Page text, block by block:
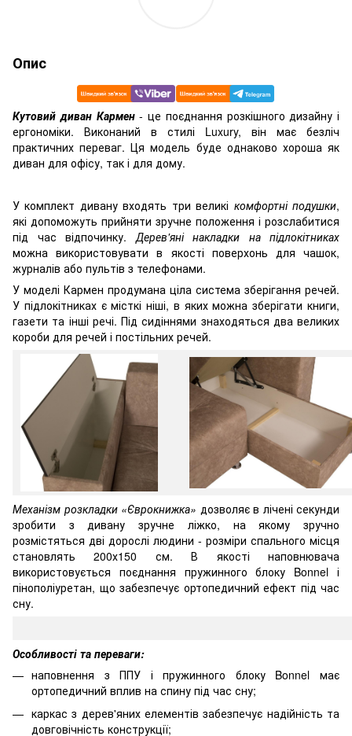
Опис
Кутовий диван Кармен- це поєднання розкішного дизайну і
ергономіки. Виконаний в стилі Luxury, він має безліч
практичних переваг. Ця модель буде однаково хороша як
диван для офісу, так і для дому.
У комплект дивану входять три великі комфортні подушки,
які допоможуть прийняти зручне положення і розслабитися
під час відпочинку.Дерев'яні накладки на підлокітниках
можна використовувати в якості поверхонь для чашок,
журналів або пультів з телефонами.
У моделі Кармен продумана ціла система зберігання речей.
У підлокітниках є місткі ніші, в яких можна зберігати книги,
газети та інші речі. Під сидіннями знаходяться два великих
короби для речей і постільних речей.
Механізм розкладки «Єврокнижка» дозволяє в лічені секунди
зробити з дивану зручне ліжко, на якому зручно
розмістяться дві дорослі людини - розміри спального місця
становлять 200х150 см. В якості наповнювача
використовується поєднання пружинного блоку Bonnel і
пінополіуретан, що забезпечує ортопедичний ефект під час
сну.
Особливості та переваги:
наповнення з ППУ і пружинного блоку Bonnel має
ортопедичний вплив на спину під час сну;
каркас з дерев'яних елементів забезпечує надійність та
довговічність конструкції;